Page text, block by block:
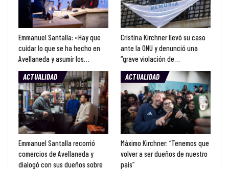
Emmanuel Santalla: «Hay que
cuidar lo que se ha hecho en
Avellaneda y asumir los…
Cristina Kirchner llevó su caso
ante la ONU y denunció una
“grave violación de…
ACTUALIDAD
Emmanuel Santalla recorrió
comercios de Avellaneda y
dialogó con sus dueños sobre
ACTUALIDAD
Máximo Kirchner: “Tenemos que
volver a ser dueños de nuestro
país”